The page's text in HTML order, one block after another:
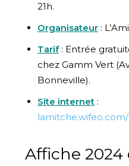
21h.
Organisateur :
Tarif: Entrée
chez Gamm Vert
Bonneville).
Site internet :
Affiche 2024